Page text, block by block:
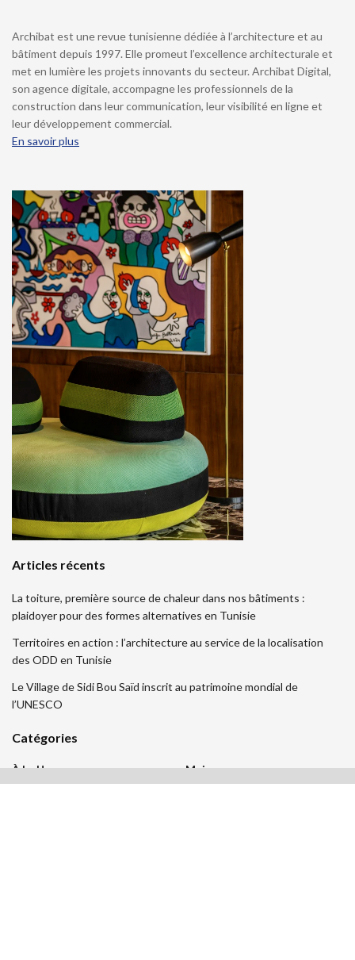
Archibat est une revue tunisienne dédiée à l’architecture et au
bâtiment depuis 1997. Elle promeut l’excellence architecturale et
met en lumière les projets innovants du secteur. Archibat Digital,
son agence digitale, accompagne les professionnels de la
construction dans leur communication, leur visibilité en ligne et
leur développement commercial.
En savoir plus
Articles récents
La toiture, première source de chaleur dans nos bâtiments :
plaidoyer pour des formes alternatives en Tunisie
Territoires en action : l’architecture au service de la localisation
des ODD en Tunisie
Le Village de Sidi Bou Saïd inscrit au patrimoine mondial de
l’UNESCO
Catégories
À La Une
Maisons